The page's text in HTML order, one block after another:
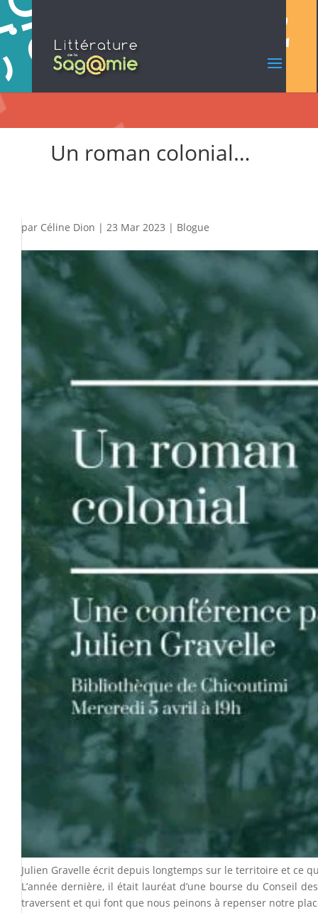
Un roman colonial…
par Céline Dion | 23 Mar 2023 | Blogue
Julien Gravelle écrit depuis longtemps sur le territoire et ce
L’année dernière, il était lauréat d’une bourse du Conseil
traversent et qui font que nous peinons à repenser notre